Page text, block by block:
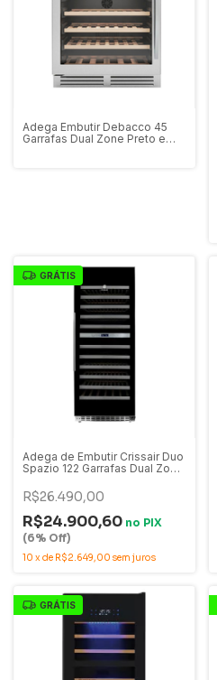
Adega Embutir Debacco 45
Garrafas Dual Zone Preto e
GRÁTIS
Adega de Embutir Crissair Duo
Spazio 122 Garrafas Dual Zone
R$26.490,00
R$24.900,60 no PIX
(6% Off)
10 xde R$2.649,00 sem juros
GRÁTIS